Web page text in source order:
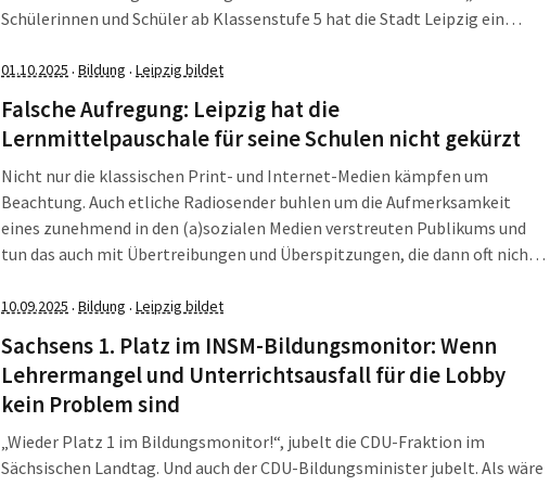
Schülerinnen und Schüler ab Klassenstufe 5 hat die Stadt Leipzig ein
verhelfen soll sowie […]
01.10.2025 · Bildung · Leipzig bildet
Falsche Aufregung: Leipzig hat die
Lernmittelpauschale für seine Schulen nicht gekürzt
Nicht nur die klassischen Print- und Internet-Medien kämpfen um
Beachtung. Auch etliche Radiosender buhlen um die Aufmerksamkeit
eines zunehmend in den (a)sozialen Medien verstreuten Publikums und
tun das auch mit Übertreibungen und Überspitzungen, die dann oft nichts
Thema der Fragestunde im Stadtrat. […]
10.09.2025 · Bildung · Leipzig bildet
Sachsens 1. Platz im INSM-Bildungsmonitor: Wenn
Lehrermangel und Unterrichtsausfall für die Lobby
kein Problem sind
„Wieder Platz 1 im Bildungsmonitor!“, jubelt die CDU-Fraktion im
Sächsischen Landtag. Und auch der CDU-Bildungsminister jubelt. Als wäre